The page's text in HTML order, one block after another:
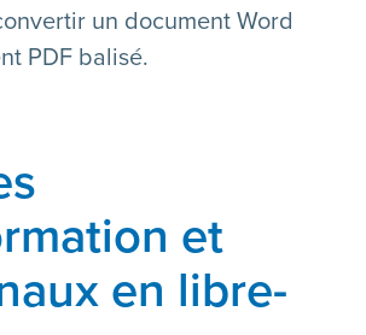
un document Word
PDF balisé.
et
en libre-